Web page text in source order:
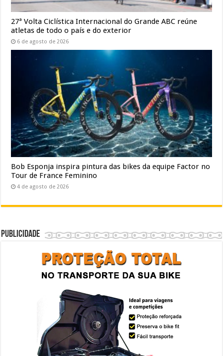
27ª Volta Ciclística Internacional do Grande ABC reúne
atletas de todo o país e do exterior
6 de agosto de 2026
Bob Esponja inspira pintura das bikes da equipe Factor no
Tour de France Feminino
4 de agosto de 2026
Publicidade